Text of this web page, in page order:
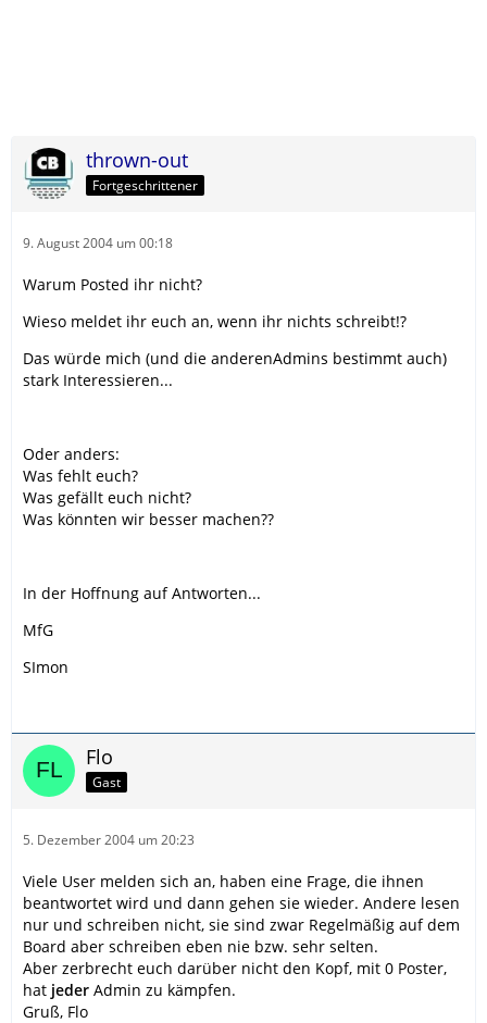
thrown-out
Fortgeschrittener
9. August 2004 um 00:18
Warum Posted ihr nicht?
Wieso meldet ihr euch an, wenn ihr nichts schreibt!?
Das würde mich (und die anderenAdmins bestimmt auch)
stark Interessieren...
Oder anders:
Was fehlt euch?
Was gefällt euch nicht?
Was könnten wir besser machen??
In der Hoffnung auf Antworten...
MfG
SImon
Flo
Gast
5. Dezember 2004 um 20:23
Viele User melden sich an, haben eine Frage, die ihnen
beantwortet wird und dann gehen sie wieder. Andere lesen
nur und schreiben nicht, sie sind zwar Regelmäßig auf dem
Board aber schreiben eben nie bzw. sehr selten.
Aber zerbrecht euch darüber nicht den Kopf, mit 0 Poster,
hat jeder Admin zu kämpfen.
Gruß, Flo